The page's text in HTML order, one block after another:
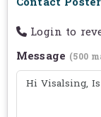
តម្លៃសូមទាក់ទងសម្រ
ជ្រើសរើស
ទទួលបានសំឡេងប្រក
របស់អ្នក!️
Exact
Login to
Message (500